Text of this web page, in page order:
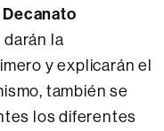
darán la
y explicarán el
también se
los diferentes